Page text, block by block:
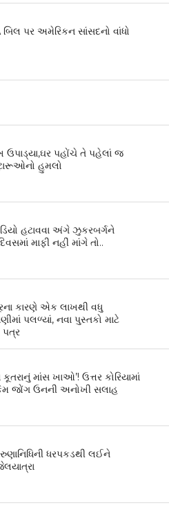
બિલ પર અમેરિકન સાંસદનો વાંધો
ઉપાડ્યા,ઘર પહોંચે તે પહેલાં જ
હુમલો
હટાવવા અંગે ઝુકરબર્ગને
માફી નહીં માંગે તો..
કારણે એક લાખથી વધુ
પલળ્યાં, નવા પુસ્તકો માટે
પત્ર
માંસ ખાઓ’! ઉત્તર કોરિયામાં
જોંગ ઉનની અનોખી સલાહ
ધરપકડથી લઈને